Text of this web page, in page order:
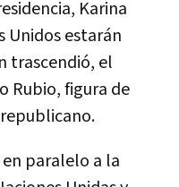
Karina
Unidos estarán
trascendió, el
Rubio, figura de
paralelo a la